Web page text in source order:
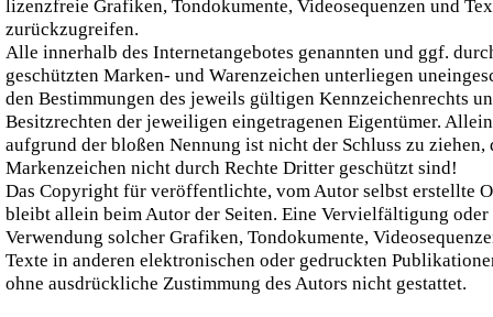
lizenzfreie Grafiken, Tondokumente, Videosequenzen und
zurückzugreifen.
Alle innerhalb des Internetangebotes genannten und ggf.
geschützten Marken- und Warenzeichen unterliegen
den Bestimmungen des jeweils gültigen Kennzeichenrechts
Besitzrechten der jeweiligen eingetragenen Eigentümer. Allein
aufgrund der bloßen Nennung ist nicht der Schluss zu ziehen,
Markenzeichen nicht durch Rechte Dritter geschützt sind!
Das Copyright für veröffentlichte, vom Autor selbst erstellte
bleibt allein beim Autor der Seiten. Eine Vervielfältigung oder
Verwendung solcher Grafiken, Tondokumente,
Texte in anderen elektronischen oder gedruckten
ohne ausdrückliche Zustimmung des Autors nicht gestattet.